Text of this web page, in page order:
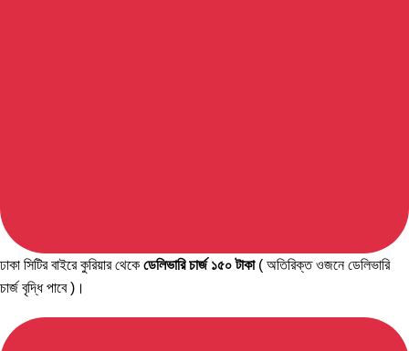
ঢাকা সিটির বাইরে কুরিয়ার থেকে ডেলিভারি চার্জ ১৫০ টাকা( অতিরিক্ত ওজনে ডেলিভারি
চার্জ বৃদ্ধি পাবে )।